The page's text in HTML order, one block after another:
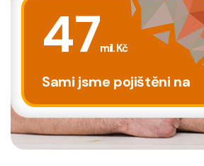
47mil. Kč
Sami jsme pojištěni na